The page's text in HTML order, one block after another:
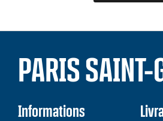
PARIS SAINT-
Informations